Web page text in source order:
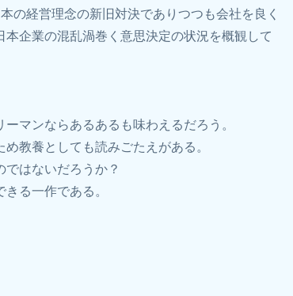
の経営理念の新旧対決でありつつも会社を良く
企業の混乱渦巻く意思決定の状況を概観して
マンならあるあるも味わえるだろう。
教養としても読みごたえがある。
はないだろうか？
る一作である。